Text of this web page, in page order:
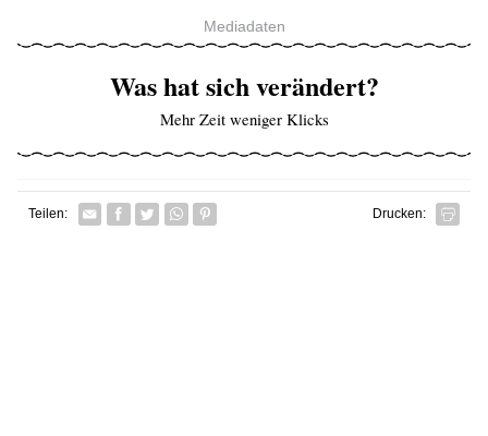
Mediadaten
Was hat sich verändert?
Mehr Zeit weniger Klicks
Teilen: Facebook
TwitterWhatsapp senden
Pin it Drucken: